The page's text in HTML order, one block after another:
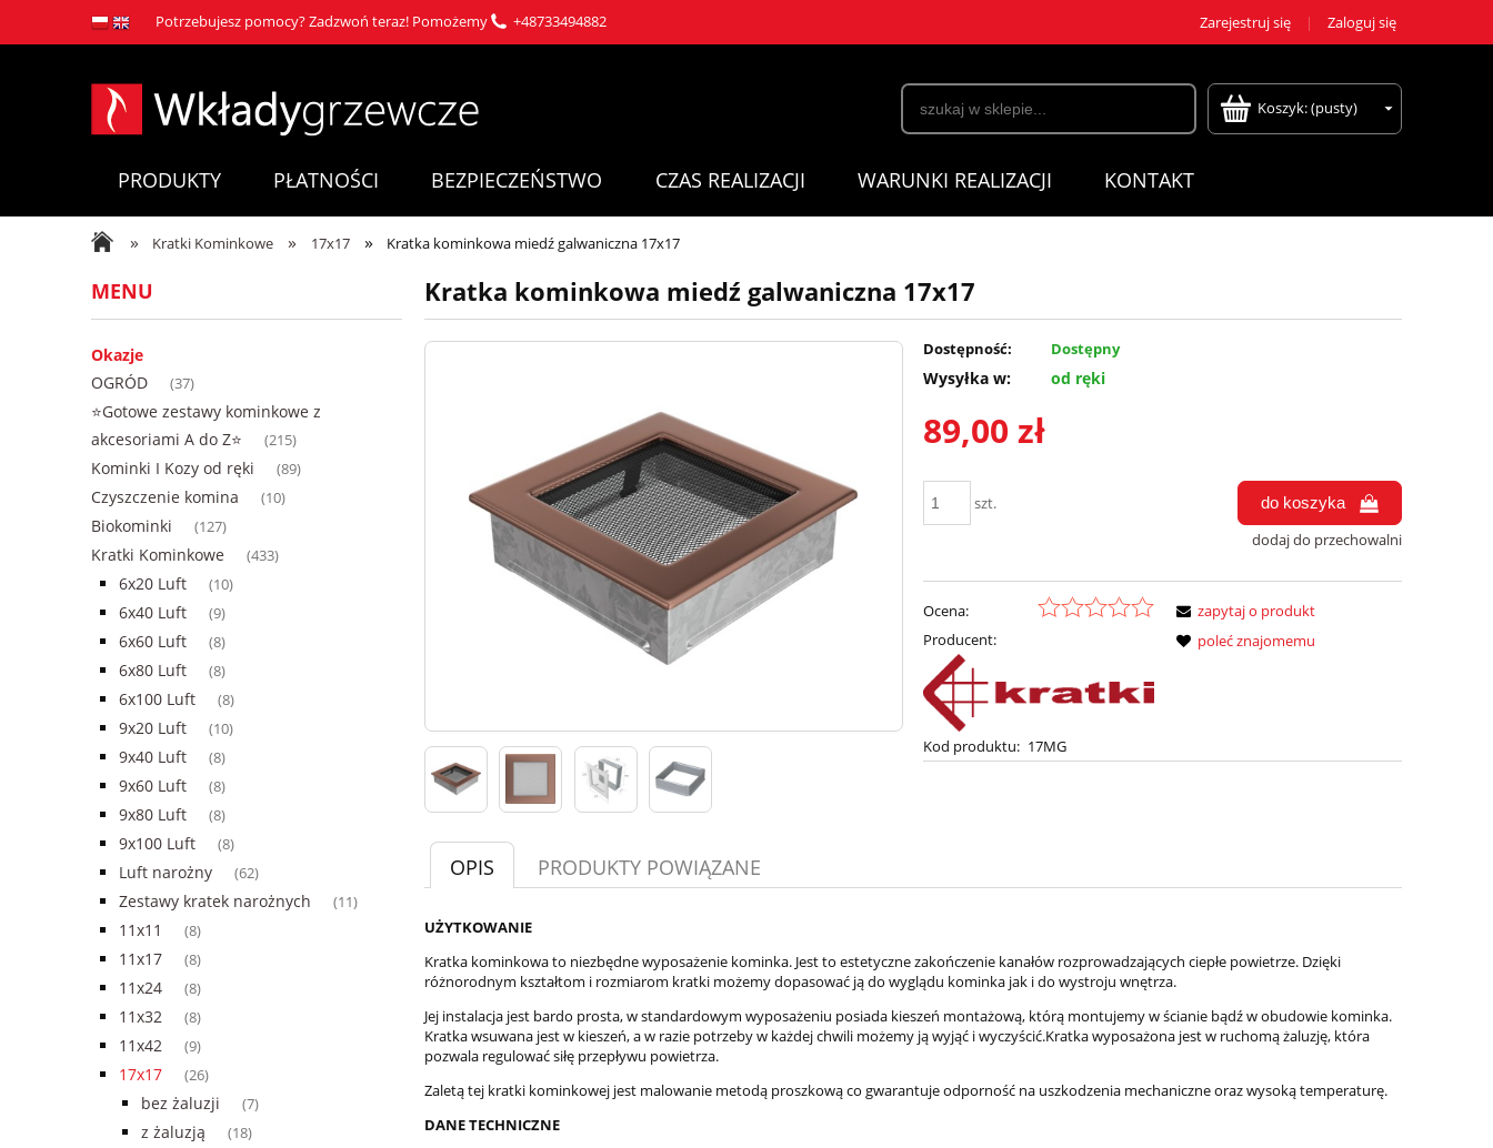
Potrzebujesz pomocy? Zadzwoń teraz! Pomożemy +48733494882 Zarejestruj się Zaloguj się
Koszyk:(pusty)
PRODUKTY PŁATNOŚCI BEZPIECZEŃSTWO CZAS REALIZACJI WARUNKI REALIZACJI KONTAKT
» Kratki Kominkowe » 17x17 » Kratka kominkowa miedź galwaniczna 17x17
MENU
Okazje
OGRÓD
(37)
⭐Gotowe zestawy kominkowe z
akcesoriami A do Z⭐
(215)
Kominki I Kozy od ręki (89)
Czyszczenie komina (10)
Biokominki (127)
Kratki Kominkowe (433)
6x20 Luft (10)
6x40 Luft (9)
6x60 Luft (8)
6x80 Luft (8)
6x100 Luft (8)
9x20 Luft (10)
9x40 Luft (8)
9x60 Luft (8)
9x80 Luft (8)
9x100 Luft (8)
Luft narożny (62)
Zestawy kratek narożnych (11)
11x11 (8)
11x17 (8)
11x24 (8)
11x32 (8)
11x42 (9)
17x17 (26)
bez żaluzji (7)
z żaluzją (18)
Kratka kominkowa miedź galwaniczna 17x17
Dostępność: Dostępny
Wysyłka w: od ręki
89,00 zł
szt. do koszyka
dodaj do przechowalni
Ocena:
Producent:
Kod produktu: 17MG
zapytaj o produkt
poleć znajomemu
OPIS PRODUKTY POWIĄZANE
UŻYTKOWANIE
Kratka kominkowa to niezbędne wyposażenie kominka. Jest to estetyczne zakończenie kanałów rozprowadzających ciepłe powietrze. Dzięki
różnorodnym kształtom i rozmiarom kratki możemy dopasować ją do wyglądu kominka jak i do wystroju wnętrza.
Jej instalacja jest bardo prosta, w standardowym wyposażeniu posiada kieszeń montażową, którą montujemy w ścianie bądź w obudowie kominka.
Kratka wsuwana jest w kieszeń, a w razie potrzeby w każdej chwili możemy ją wyjąć i wyczyścić.Kratka wyposażona jest w ruchomą żaluzję, która
pozwala regulować siłę przepływu powietrza.
Zaletą tej kratki kominkowej jest malowanie metodą proszkową co gwarantuje odporność na uszkodzenia mechaniczne oraz wysoką temperaturę.
DANE TECHNICZNE